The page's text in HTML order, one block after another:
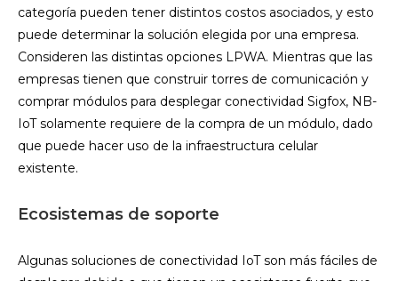
categoría pueden tener distintos costos asociados, y esto
puede determinar la solución elegida por una empresa.
Consideren las distintas opciones LPWA. Mientras que las
empresas tienen que construir torres de comunicación y
comprar módulos para desplegar conectividad Sigfox, NB-
IoT solamente requiere de la compra de un módulo, dado
que puede hacer uso de la infraestructura celular
existente.
Ecosistemas de soporte
Algunas soluciones de conectividad IoT son más fáciles de